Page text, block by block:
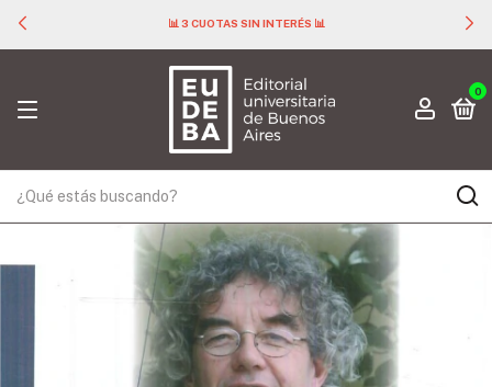
📊 3 CUOTAS SIN INTERÉS 📊
0